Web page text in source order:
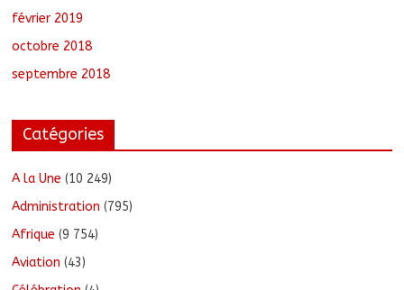
février 2019
octobre 2018
septembre 2018
Catégories
A la Une (10 249)
Administration (795)
Afrique (9 754)
Aviation (43)